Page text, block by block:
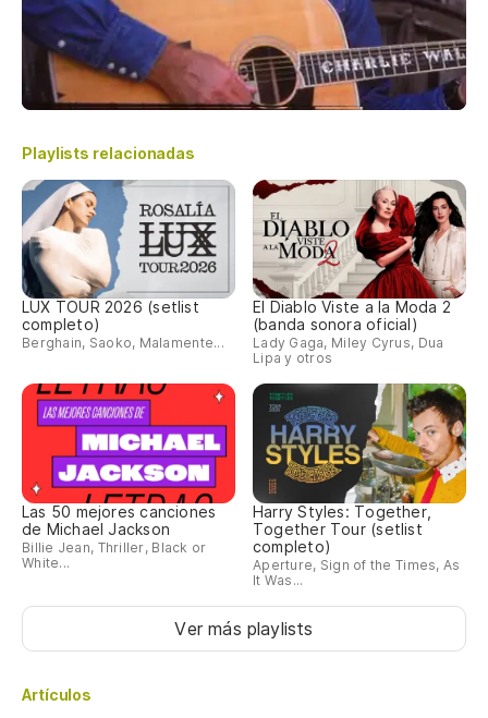
Playlists relacionadas
LUX TOUR 2026 (setlist
completo)
Berghain, Saoko, Malamente...
El Diablo Viste a la Moda 2
(banda sonora oficial)
Lady Gaga, Miley Cyrus, Dua
Lipa y otros
Las 50 mejores canciones
de Michael Jackson
Billie Jean, Thriller, Black or
White...
Harry Styles: Together,
Together Tour (setlist
completo)
Aperture, Sign of the Times, As
It Was...
Ver más playlists
Artículos